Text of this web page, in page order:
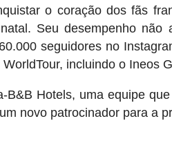
o coração dos fãs
Seu desempenho não
seguidores no
incluindo o Ineos
Hotels, uma equipe
novo patrocinador para a